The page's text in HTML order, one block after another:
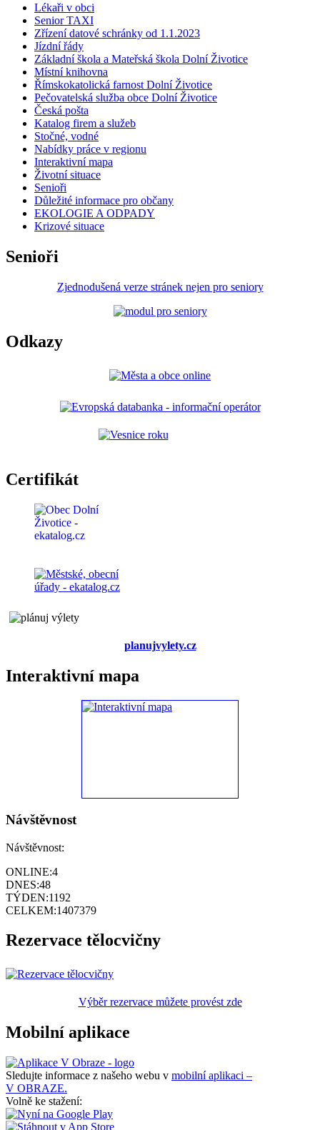
Lékaři v obci
Senior TAXI
Zřízení datové schránky od 1.1.2023
Jízdní řády
Základní škola a Mateřská škola Dolní Životice
Místní knihovna
Římskokatolická farnost Dolní Životice
Pečovatelská služba obce Dolní Životice
Česká pošta
Katalog firem a služeb
Stočné, vodné
Nabídky práce v regionu
Interaktivní mapa
Životní situace
Senioři
Důležité informace pro občany
EKOLOGIE A ODPADY
Krizové situace
Senioři
Zjednodušená verze stránek nejen pro seniory
Odkazy
Certifikát
planujvylety.cz
Interaktivní mapa
Návštěvnost
Návštěvnost:
ONLINE:4
DNES:48
TÝDEN:1192
CELKEM:1407379
Rezervace tělocvičny
Výběr rezervace můžete provést zde
Mobilní aplikace
Sledujte informace z našeho webu v mobilní aplikaci –
V OBRAZE.
Volně ke stažení: